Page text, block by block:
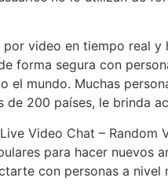
video en tiempo real
forma segura con
mundo. Muchas
200 países, le brinda
Video Chat –
para hacer nuevos
con personas a